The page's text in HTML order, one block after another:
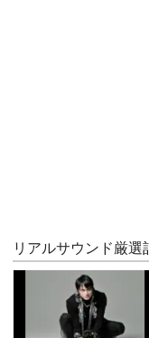
リアルサウンド厳選